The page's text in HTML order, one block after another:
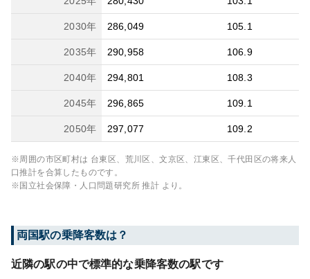
2030年 286,049 105.1
2035年 290,958 106.9
2040年 294,801 108.3
2045年 296,865 109.1
2050年 297,077 109.2
※周囲の市区町村は 台東区、荒川区、文京区、江東区、千代田区の将来人
口推計を合算したものです。
※国立社会保障・人口問題研究所 推計 より。
両国駅の乗降客数は？
近隣の駅の中で標準的な乗降客数の駅です